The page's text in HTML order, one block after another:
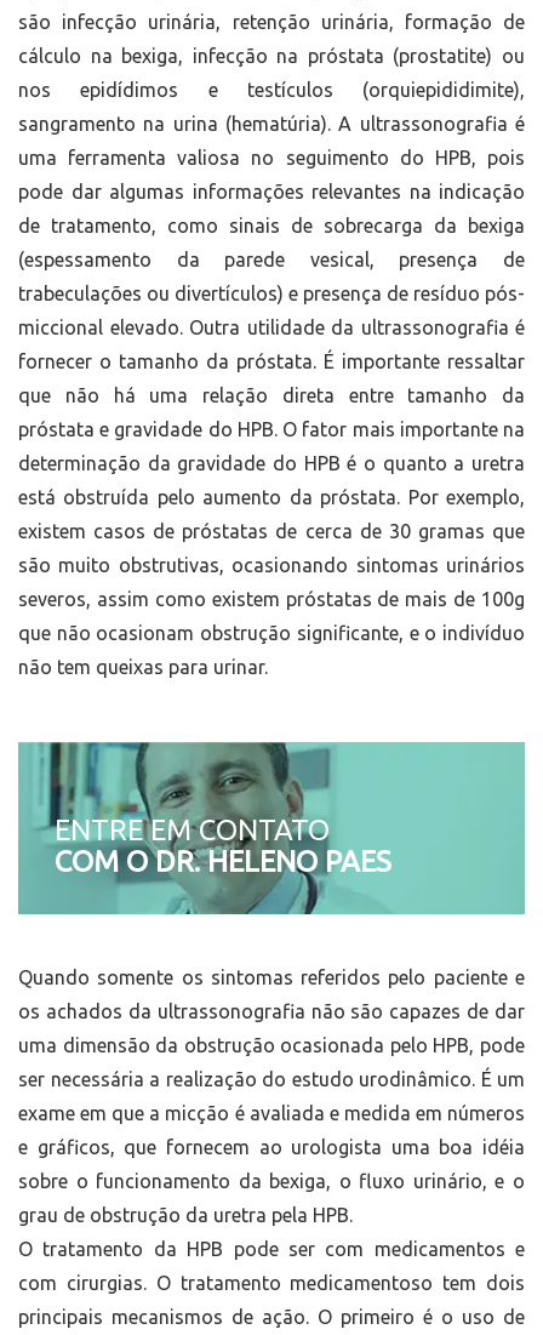
são infecção urinária, retenção urinária, formação de
cálculo na bexiga, infecção na próstata (prostatite) ou
nos epidídimos e testículos (orquiepididimite),
sangramento na urina (hematúria). A ultrassonografia é
uma ferramenta valiosa no seguimento do HPB, pois
pode dar algumas informações relevantes na indicação
de tratamento, como sinais de sobrecarga da bexiga
(espessamento da parede vesical, presença de
trabeculações ou divertículos) e presença de resíduo pós-
miccional elevado. Outra utilidade da ultrassonografia é
fornecer o tamanho da próstata. É importante ressaltar
que não há uma relação direta entre tamanho da
próstata e gravidade do HPB. O fator mais importante na
determinação da gravidade do HPB é o quanto a uretra
está obstruída pelo aumento da próstata. Por exemplo,
existem casos de próstatas de cerca de 30 gramas que
são muito obstrutivas, ocasionando sintomas urinários
severos, assim como existem próstatas de mais de 100g
que não ocasionam obstrução significante, e o indivíduo
não tem queixas para urinar.
ENTRE EM CONTATO
COM O DR. HELENO PAES
Quando somente os sintomas referidos pelo paciente e
os achados da ultrassonografia não são capazes de dar
uma dimensão da obstrução ocasionada pelo HPB, pode
ser necessária a realização do estudo urodinâmico. É um
exame em que a micção é avaliada e medida em números
e gráficos, que fornecem ao urologista uma boa idéia
sobre o funcionamento da bexiga, o fluxo urinário, e o
grau de obstrução da uretra pela HPB.
O tratamento da HPB pode ser com medicamentos e
com cirurgias. O tratamento medicamentoso tem dois
principais mecanismos de ação. O primeiro é o uso de